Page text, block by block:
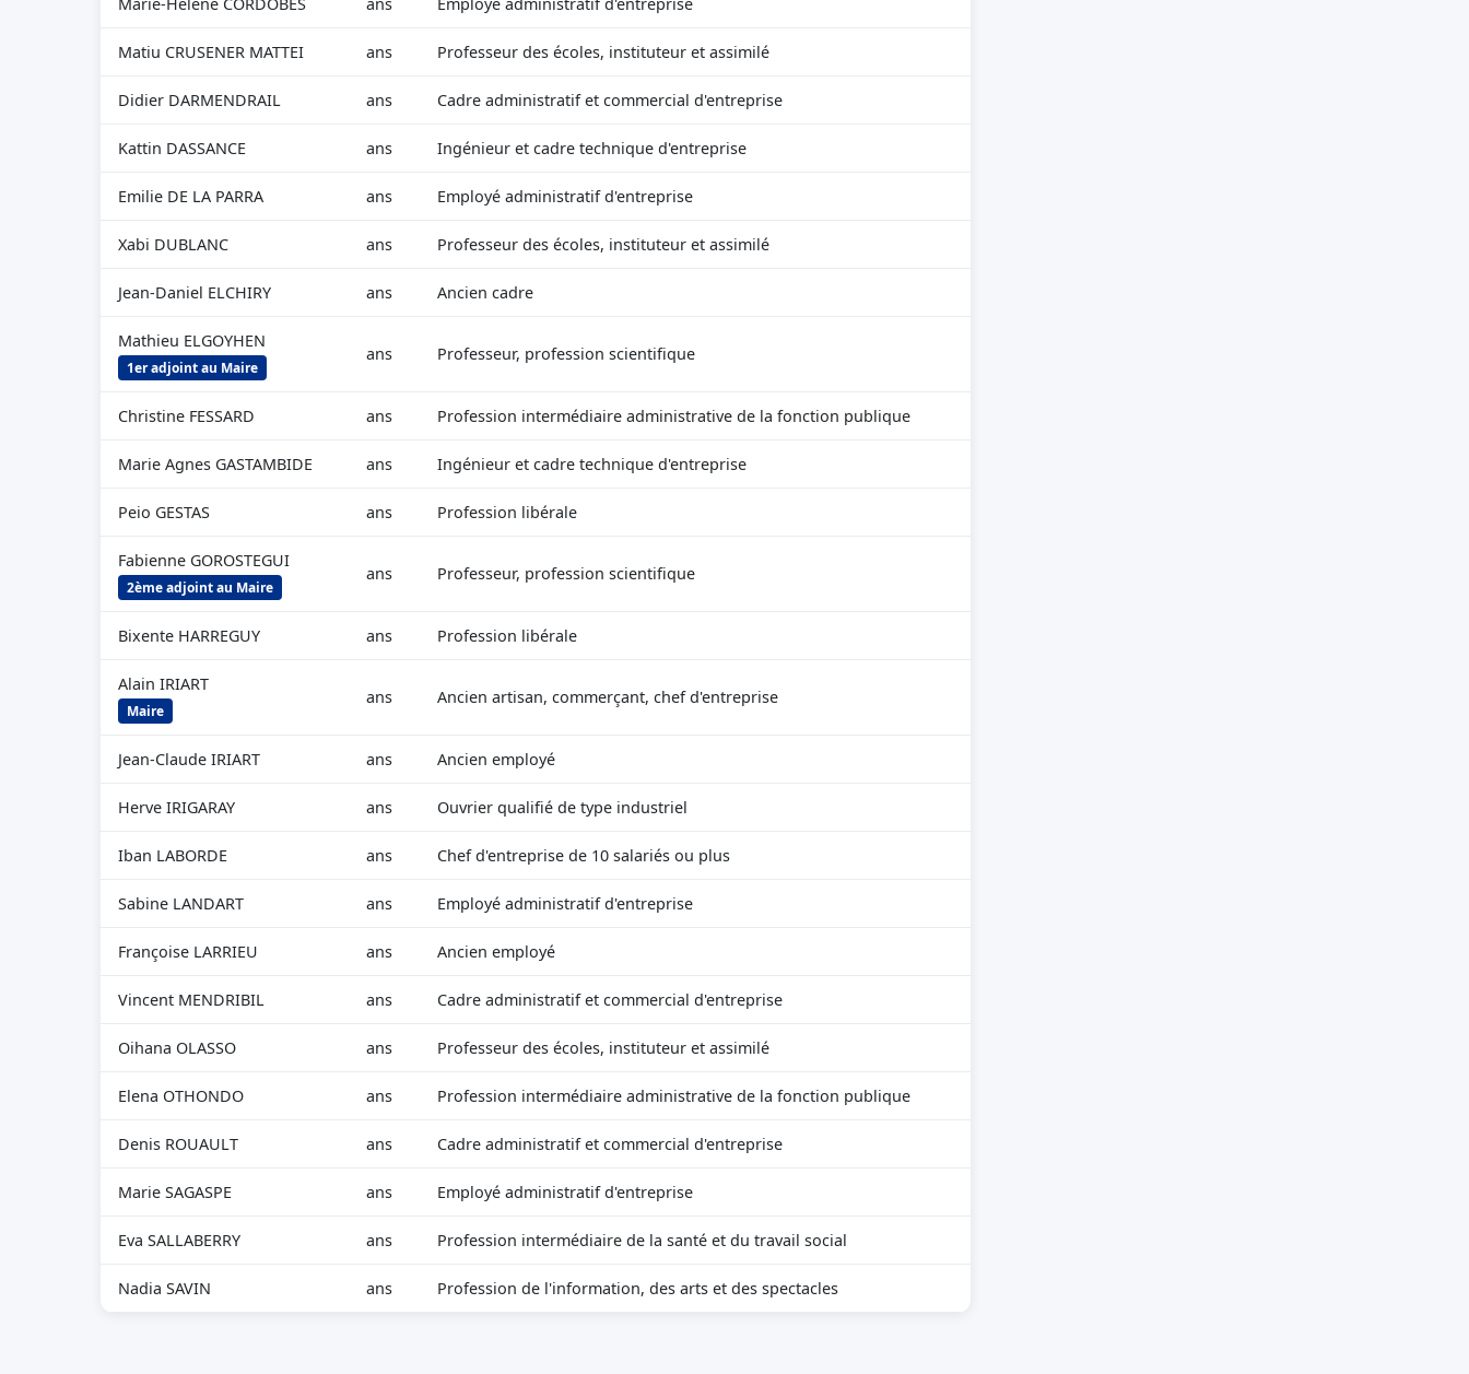
Matiu CRUSENER MATTEI ans Professeur des écoles, instituteur et assimilé
Didier DARMENDRAIL ans Cadre administratif et commercial d'entreprise
Kattin DASSANCE ans Ingénieur et cadre technique d'entreprise
Emilie DE LA PARRA ans Employé administratif d'entreprise
Xabi DUBLANC ans Professeur des écoles, instituteur et assimilé
Jean-Daniel ELCHIRY ans Ancien cadre
Mathieu ELGOYHEN
1er adjoint au Maire
ans Professeur, profession scientifique
Christine FESSARD ans Profession intermédiaire administrative de la fonction publique
Marie Agnes GASTAMBIDE ans Ingénieur et cadre technique d'entreprise
Peio GESTAS ans Profession libérale
Fabienne GOROSTEGUI
2ème adjoint au Maire
ans Professeur, profession scientifique
Bixente HARREGUY ans Profession libérale
Alain IRIART
Maire
ans Ancien artisan, commerçant, chef d'entreprise
Jean-Claude IRIART ans Ancien employé
Herve IRIGARAY ans Ouvrier qualifié de type industriel
Iban LABORDE ans Chef d'entreprise de 10 salariés ou plus
Sabine LANDART ans Employé administratif d'entreprise
Françoise LARRIEU ans Ancien employé
Vincent MENDRIBIL ans Cadre administratif et commercial d'entreprise
Oihana OLASSO ans Professeur des écoles, instituteur et assimilé
Elena OTHONDO ans Profession intermédiaire administrative de la fonction publique
Denis ROUAULT ans Cadre administratif et commercial d'entreprise
Marie SAGASPE ans Employé administratif d'entreprise
Eva SALLABERRY ans Profession intermédiaire de la santé et du travail social
Nadia SAVIN ans Profession de l'information, des arts et des spectacles